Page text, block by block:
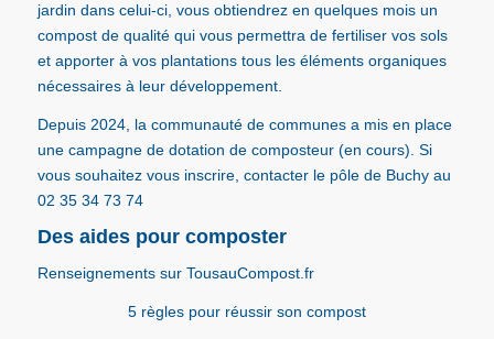
jardin dans celui-ci, vous obtiendrez en quelques mois un
compost de qualité qui vous permettra de fertiliser vos sols
et apporter à vos plantations tous les éléments organiques
nécessaires à leur développement.
Depuis 2024, la communauté de communes a mis en place
une campagne de dotation de composteur (en cours). Si
vous souhaitez vous inscrire, contacter le pôle de Buchy au
02 35 34 73 74
Des aides pour composter
Renseignements sur TousauCompost.fr
5 règles pour réussir son compost